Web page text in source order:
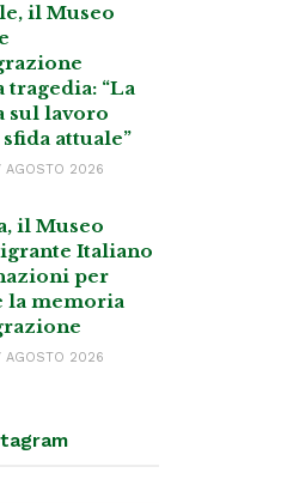
il Museo
“La
sul lavoro
attuale”
AGOSTO 2026
il Museo
Italiano
per
la memoria
AGOSTO 2026